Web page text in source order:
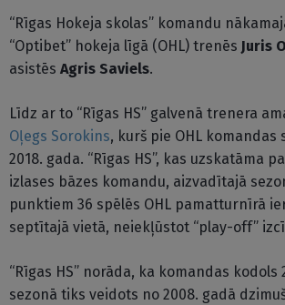
“Rīgas Hokeja skolas” komandu
“Optibet” hokeja līgā (OHL) trenēs Juris
asistēs Agris Saviels.
Līdz ar to “Rīgas HS” galvenā trenera
Oļegs Sorokins, kurš pie OHL komandas
2018. gada. “Rīgas HS”, kas uzskatāma
izlases bāzes komandu, aizvadītajā
punktiem 36 spēlēs OHL pamatturnīrā
septītajā vietā, neiekļūstot “play-off”
“Rīgas HS” norāda, ka komandas kodols
sezonā tiks veidots no 2008. gadā